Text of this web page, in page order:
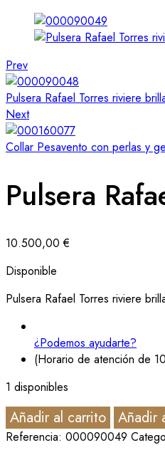
Prev
Pulsera Rafael Torres riviere
Next
Collar Pesavento con perlas y
Pulsera
10.500,00€
Disponible
Pulsera Rafael Torres riviere
¿Podemos ayudarte?
(Horario de atención de
1 disponibles
Añadir al carrito Añadir
Referencia: 000090049